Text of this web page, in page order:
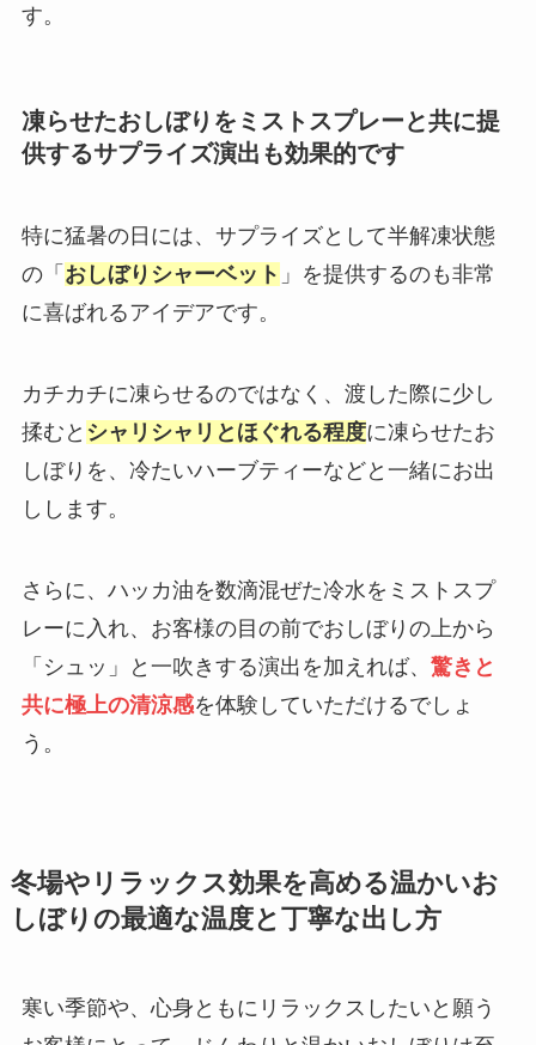
す。
凍らせたおしぼりをミストスプレーと共に提
供するサプライズ演出も効果的です
特に猛暑の日には、サプライズとして半解凍状態
の「 おしぼりシャーベット 」を提供するのも非常
に喜ばれるアイデアです。
カチカチに凍らせるのではなく、渡した際に少し
揉むと シャリシャリとほぐれる程度に凍らせたお
しぼりを、冷たいハーブティーなどと一緒にお出
しします。
さらに、ハッカ油を数滴混ぜた冷水をミストスプ
レーに入れ、お客様の目の前でおしぼりの上から
「シュッ」と一吹きする演出を加えれば、 驚きと
共に極上の清涼感を体験していただけるでしょ
う。
冬場やリラックス効果を高める温かいお
しぼりの最適な温度と丁寧な出し方
寒い季節や、心身ともにリラックスしたいと願う